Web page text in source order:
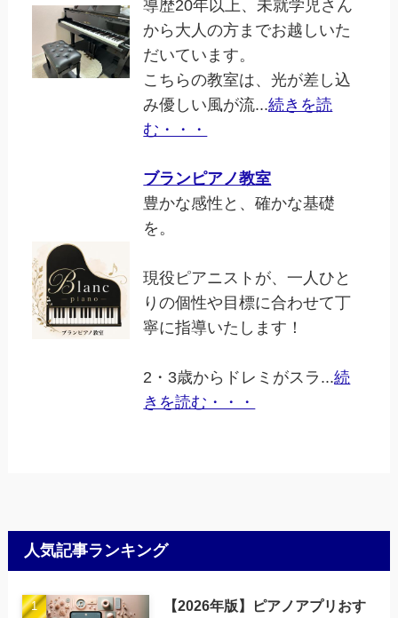
導歴20年以上、未就学児さん
から大人の方までお越しいた
だいています。
こちらの教室は、光が差し込
み優しい風が流...続きを読
む・・・
ブランピアノ教室
豊かな感性と、確かな基礎
を。
現役ピアニストが、一人ひと
りの個性や目標に合わせて丁
寧に指導いたします！
2・3歳からドレミがスラ...続
きを読む・・・
人気記事ランキング
【2026年版】ピアノアプリおす